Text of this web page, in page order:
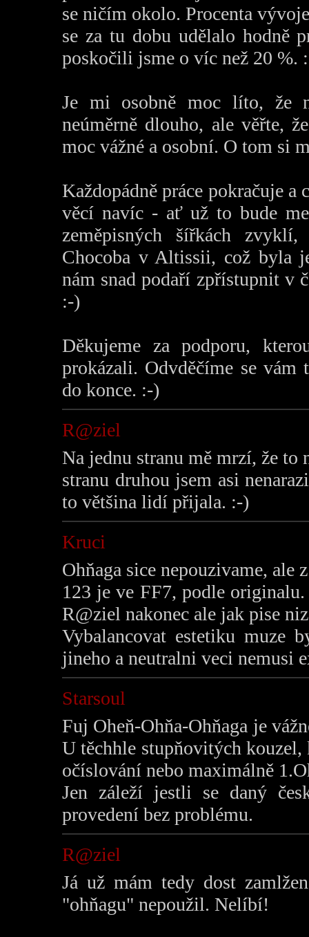
se ničím okolo. Procenta
se za tu dobu udělalo hodně
poskočili jsme o víc než 20 %.
Je mi osobně moc líto, že
neúměrně dlouho, ale věřte,
moc vážné a osobní. O tom si
Každopádně práce pokračuje
věcí navíc - ať už to bude
zeměpisných šířkách
Chocoba v Altissii, což byla
nám snad podaří zpřístupnit v
:-)
Děkujeme za podporu,
prokázali. Odvděčíme se vám
do konce. :-)
R@ziel
Na jednu stranu mě mrzí, že to
stranu druhou jsem asi
to většina lidí přijala. :-)
Kruci
Ohňaga sice nepouzivame,
123 je ve FF7, podle
R@ziel nakonec ale jak pise
Vybalancovat estetiku muze
jineho a neutralni veci nemusi
Starsoul
Fuj Oheň-Ohňa-Ohňaga je
U těchhle stupňovitých
očíslování nebo maximálně
Jen záleží jestli se daný
provedení bez problému.
R@ziel
Já už mám tedy dost
"ohňagu" nepoužil. Nelíbí!